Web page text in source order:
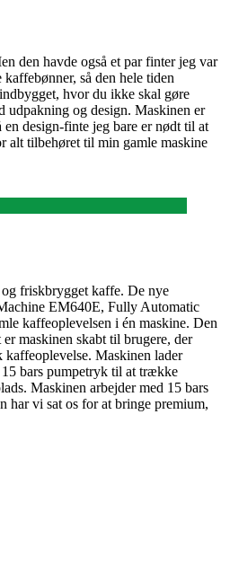
den havde også et par finter jeg var
så den hele tiden
hvor du ikke skal gøre
udpakning og design. Maskinen er
design-finte jeg bare er nødt til at
alt tilbehøret til min gamle maskine
og friskbrygget kaffe. De nye
EM640E, Fully Automatic
kaffeoplevelsen i én maskine. Den
maskinen skabt til brugere, der
Maskinen lader
bars pumpetryk til at trække
Maskinen arbejder med 15 bars
har vi sat os for at bringe premium,